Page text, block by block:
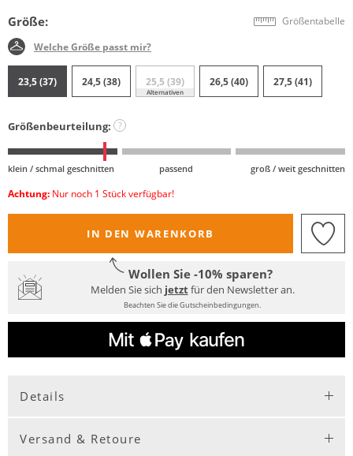
Größe: Größentabelle
Welche Größe passt mir?
23,5 (37) 24,5 (38) 25,5 (39)
Alternativen
26,5 (40) 27,5 (41)
Größenbeurteilung: ?
klein / schmal geschnitten passend groß / weit geschnitten
Achtung: Nur noch 1 Stück verfügbar!
IN DEN WARENKORB
Wollen Sie -10% sparen?
Melden Sie sich jetztfür den Newsletter an.
Beachten Sie die Gutscheinbedingungen.
Details
Versand & Retoure